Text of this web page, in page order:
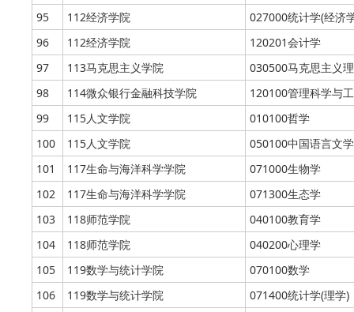
95
112经济学院
027000统计学(经济
96
112经济学院
120201会计学
97
113马克思主义学院
030500马克思主义
98
114微众银行金融科技学院
120100管理科学与
99
115人文学院
010100哲学
100
115人文学院
050100中国语言文学
101
117生命与海洋科学学院
071000生物学
102
117生命与海洋科学学院
071300生态学
103
118师范学院
040100教育学
104
118师范学院
040200心理学
105
119数学与统计学院
070100数学
106
119数学与统计学院
071400统计学(理学)